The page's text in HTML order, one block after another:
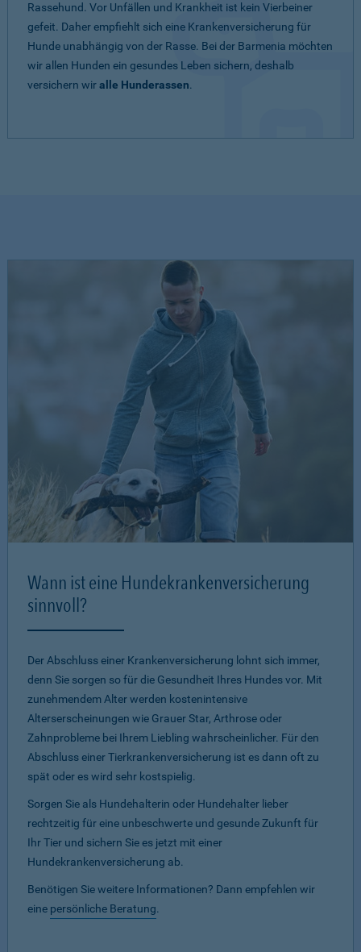
Rassehund. Vor Unfällen und Krankheit ist kein Vierbeiner
gefeit. Daher empfiehlt sich eine Krankenversicherung für
Hunde unabhängig von der Rasse. Bei der Barmenia möchten
wir allen Hunden ein gesundes Leben sichern, deshalb
versichern wiralle Hunderassen.
Wann ist eine Hundekrankenversicherung
sinnvoll?
Der Abschluss einer Krankenversicherung lohnt sich immer,
denn Sie sorgen so für die Gesundheit Ihres Hundes vor. Mit
zunehmendem Alter werden kostenintensive
Alterserscheinungen wie Grauer Star, Arthrose oder
Zahnprobleme bei Ihrem Liebling wahrscheinlicher. Für den
Abschluss einer Tierkrankenversicherung ist es dann oft zu
spät oder es wird sehr kostspielig.
Sorgen Sie als Hundehalterin oder Hundehalter lieber
rechtzeitig für eine unbeschwerte und gesunde Zukunft für
Ihr Tier und sichern Sie es jetzt mit einer
Hundekrankenversicherung ab.
Benötigen Sie weitere Informationen? Dann empfehlen wir
eine persönliche Beratung.